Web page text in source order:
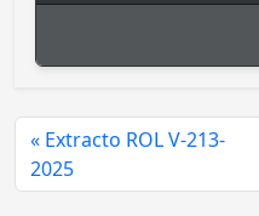
Extracto ROL V-213-
2025